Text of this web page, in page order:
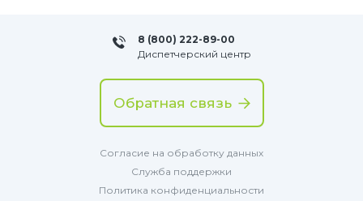
Согласие на обработку данных
Служба поддержки
Политика конфиденциальности
8 (800) 222-89-00
Диспетчерский центр
Обратная связь